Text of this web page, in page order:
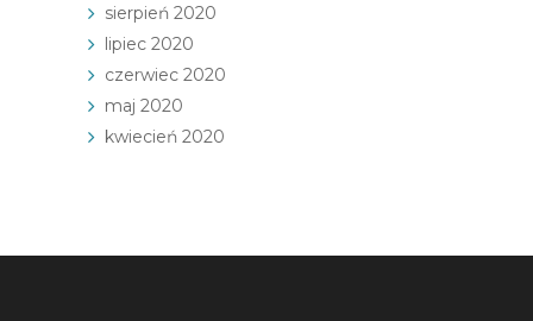
sierpień 2020
lipiec 2020
czerwiec 2020
maj 2020
kwiecień 2020